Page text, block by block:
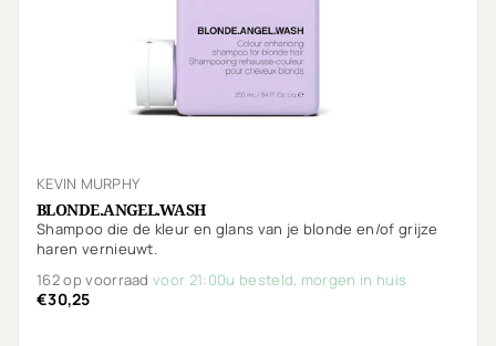
KEVIN MURPHY
BLONDE.ANGEL.WASH
Shampoo die de kleur en glans van je blonde en/of grijze
haren vernieuwt.
162 op voorraadvoor 21:00u besteld, morgen in huis
€30,25